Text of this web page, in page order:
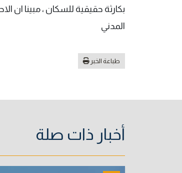
بكارثة حقيقية للسكان ، مبينا ان
المدني
طباعة الخبر
أخبار ذات صلة